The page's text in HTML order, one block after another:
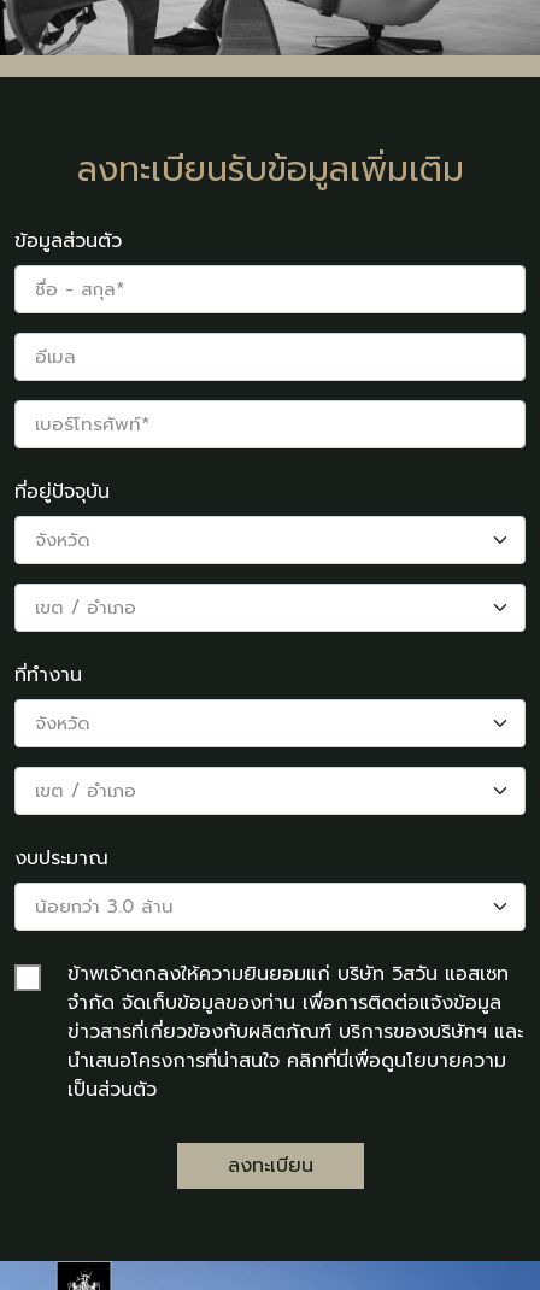
ลงทะเบียนรับข้อมูลเพิ่มเติม
ข้อมูลส่วนตัว
ที่อยู่ปัจจุบัน
ที่ทำงาน
งบประมาณ
ข้าพเจ้าตกลงให้ความยินยอมแก่ บริษัท วิสวัน แอสเซท
จำกัด จัดเก็บข้อมูลของท่าน เพื่อการติดต่อแจ้งข้อมูล
ข่าวสารที่เกี่ยวข้องกับผลิตภัณฑ์ บริการของบริษัทฯ และ
นำเสนอโครงการที่น่าสนใจ คลิกที่นี่เพื่อดูนโยบายความ
เป็นส่วนตัว
ลงทะเบียน